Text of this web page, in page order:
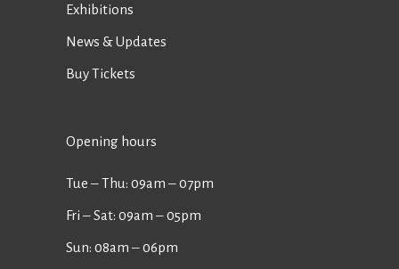
Exhibitions
News & Updates
Buy Tickets
Opening hours
Tue ‒ Thu: 09am ‒ 07pm
Fri ‒ Sat: 09am ‒ 05pm
Sun: 08am ‒ 06pm